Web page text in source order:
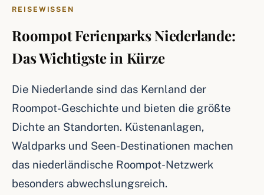
REISEWISSEN
Roompot Ferienparks Niederlande:
Das Wichtigste in Kürze
Die Niederlande sind das Kernland der
Roompot-Geschichte und bieten die größte
Dichte an Standorten. Küstenanlagen,
Waldparks und Seen-Destinationen machen
das niederländische Roompot-Netzwerk
besonders abwechslungsreich.